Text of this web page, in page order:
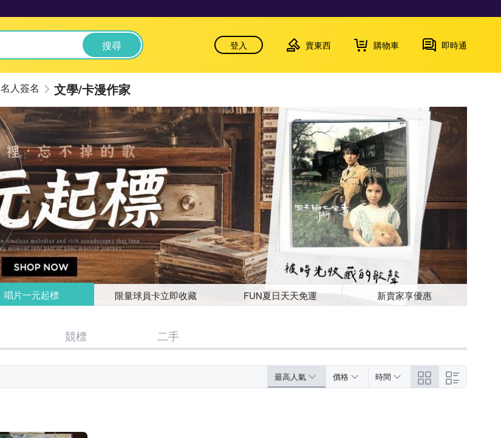
搜尋 登入 賣東西 購物車 即時通
名人簽名 文學/卡漫作家
唱片一元起標 限量球員卡立即收藏 FUN夏日天天免運 新賣家享優惠
競標 二手
最高人氣 價格 時間